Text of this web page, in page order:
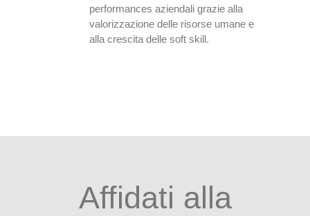
performances aziendali grazie alla
valorizzazione delle risorse umane e
alla crescita delle soft skill.
Affidati alla